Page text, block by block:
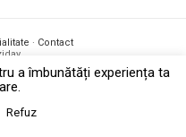
· Contact
a îmbunătăți experiența ta
Refuz